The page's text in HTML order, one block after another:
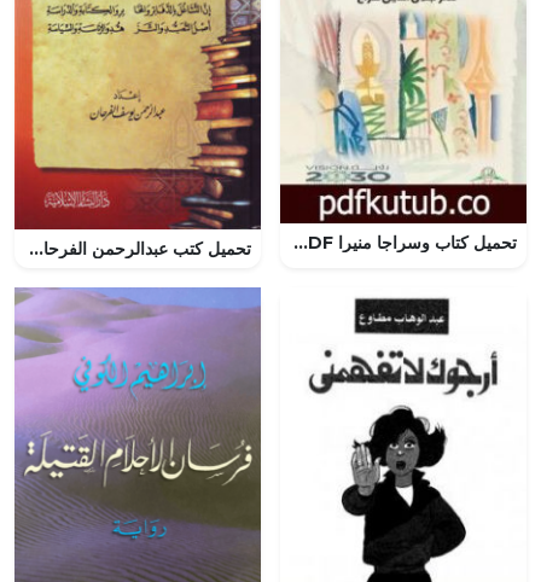
تحميل كتاب وسراجا منيرا PDF تأليف عمر هزاع مجانا [كامل] تحميل كتب عبدالرحمن الفرحان بصيغة PDF مجاناً لعشاق الكتب